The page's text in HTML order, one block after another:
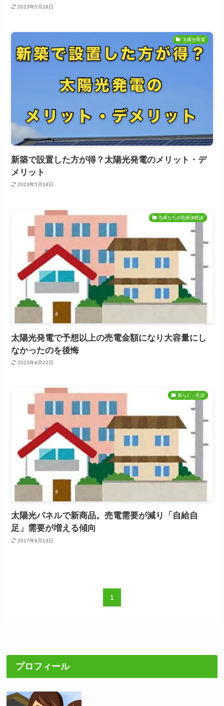
2023年5月18日
太陽光発電
新築で設置した方が得？太陽光発電のメリット・デ
メリット
2023年5月18日
先輩たちの新築体験談
太陽光発電で予想以上の売電金額になり大容量にし
なかったのを後悔
2023年4月22日
暮らし・生活
太陽光パネルで新商品。売電需要が減り「自給自
足」需要が増える傾向
2017年9月13日
1
プロフィール